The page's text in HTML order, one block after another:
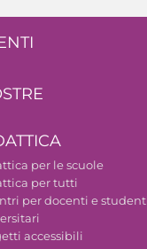
per le scuole
per tutti
per docenti e
accessibili